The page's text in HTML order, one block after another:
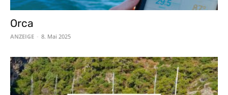
Orca
ANZEIGE - 8. Mai 2025